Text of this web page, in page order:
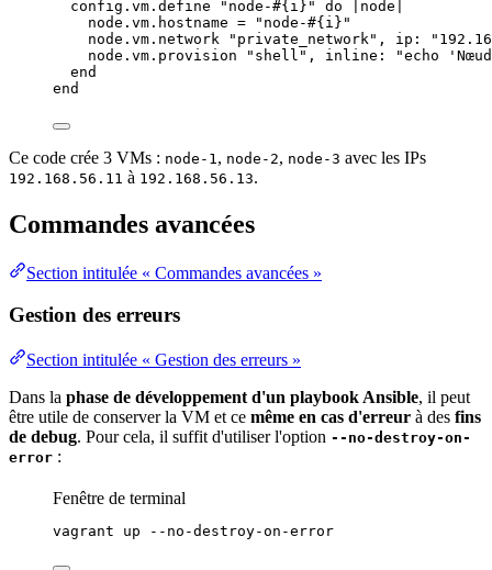
config. vm . define " node-#{ i } " do node
node. vm . hostname = " node-#{ i } "
node. vm . network " private_network " , ip : "
node. vm . provision " shell " , inline : "echo
end
end
Ce code crée 3 VMs : node-1 , node-2, node-3 avec les IPs
192.168.56.11 à 192.168.56.13.
Commandes avancées
Section intitulée « Commandes avancées »
Gestion des erreurs
Section intitulée « Gestion des erreurs »
Dans la phase de développement d'un playbook Ansible, il peut
être utile de conserver la VM et ce même en cas d'erreur à des fins
de debug. Pour cela, il suffit d'utiliser l'option --no-destroy-on-
error :
Fenêtre de terminal
vagrant up --no-destroy-on-error